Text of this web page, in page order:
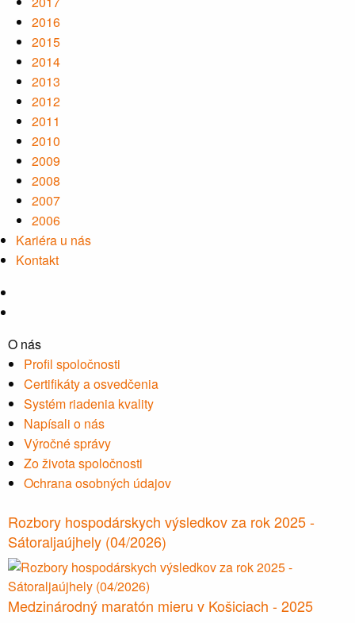
2016
2015
2014
2013
2012
2011
2010
2009
2008
2007
2006
Kariéra u nás
Kontakt
O nás
Profil spoločnosti
Certifikáty a osvedčenia
Systém riadenia kvality
Napísali o nás
Výročné správy
Zo života spoločnosti
Ochrana osobných údajov
Rozbory hospodárskych výsledkov za rok 2025 -
Sátoraljaújhely (04/2026)
Medzinárodný maratón mieru v Košiciach - 2025